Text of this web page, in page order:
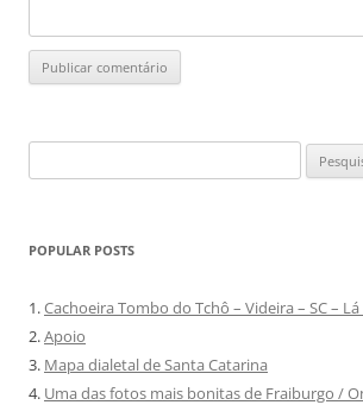
por:
POPULAR POSTS
1.Cachoeira Tombo do Tchô – Videira – SC –
2.Apoio
3. Mapa dialetal de Santa Catarina
4. Uma das fotos mais bonitas de Fraiburgo /